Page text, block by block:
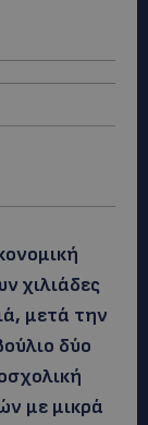
χιλιάδες
μετά την
δύο
με μικρά